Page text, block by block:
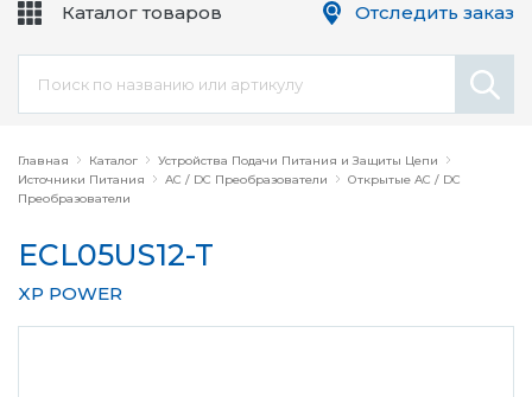
Главная Каталог
Устройства Подачи Питания и Защиты Цепи
Источники Питания
AC / DC Преобразователи
Открытые AC / DC
Преобразователи
ECL05US12-T
XP POWER
Каталог товаров
Цепи
Оборудование
Отследить заказ